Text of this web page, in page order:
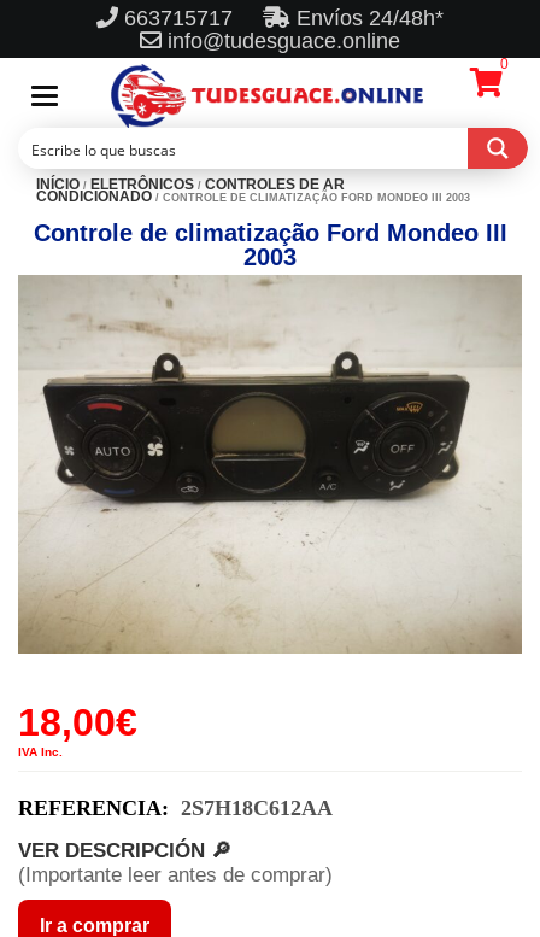
663715717
Envíos 24/48h*
info@tudesguace.online
Toggle
navigation
0
INÍCIO / ELETRÔNICOS / CONTROLES DE AR
CONDICIONADO / CONTROLE DE CLIMATIZAÇÃO FORD MONDEO III 2003
Controle de climatização Ford Mondeo III
2003
18,00€
IVA Inc.
REFERENCIA: 2S7H18C612AA
VER DESCRIPCIÓN 🔎
(Importante leer antes de comprar)
Ir a comprar